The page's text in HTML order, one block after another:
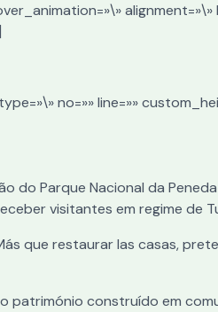
no=»» line=»»
do Parque Nacional da
visitantes em regime de
que restaurar las casas,
construído em